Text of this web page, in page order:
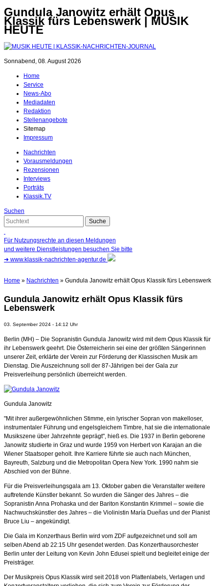
Gundula Janowitz erhält Opus
Klassik fürs Lebenswerk | MUSIK
HEUTE
Sonnabend, 08. August 2026
Home
Service
News-Abo
Mediadaten
Redaktion
Stellenangebote
Sitemap
Impressum
Nachrichten
Vorausmeldungen
Rezensionen
Interviews
Porträts
Klassik.TV
Suchen
Für Nutzungsrechte an diesen Meldungen
und weitere Dienstleistungen besuchen Sie bitte
➜ www.klassik-nachrichten-agentur.de
Home » Nachrichten » Gundula Janowitz erhält Opus Klassik fürs Lebenswerk
Gundula Janowitz erhält Opus Klassik fürs
Lebenswerk
03. September 2024 - 14:12 Uhr
Berlin (MH) – Die Sopranistin Gundula Janowitz wird mit dem Opus Klassik für
ihr Lebenswerk geehrt. Die Österreicherin sei eine der größten Sängerinnen
unserer Zeit, erklärte der Verein zur Förderung der Klassischen Musik am
Dienstag. Die Auszeichnung soll der 87-Jährigen bei der Gala zur
Preisverleihung persönlich überreicht werden.
Gundula Janowitz
"Mit ihrer außergewöhnlichen Stimme, ein lyrischer Sopran von makelloser,
instrumentaler Führung und engelsgleichem Timbre, hat sie die internationale
Musikszene über Jahrzehnte geprägt", hieß es. Die 1937 in Berlin geborene
Janowitz studierte in Graz und wurde 1959 von Herbert von Karajan an die
Wiener Staatsoper geholt. Ihre Karriere führte sie auch nach München,
Bayreuth, Salzburg und die Metropolitan Opera New York. 1990 nahm sie
Abschied von der Bühne.
Für die Preisverleihungsgala am 13. Oktober gaben die Veranstalter weitere
auftretende Künstler bekannt. So wurden die Sänger des Jahres – die
Sopranistin Anna Prohaska und der Bariton Konstantin Krimmel – sowie die
Nachwuchskünstler des Jahres – die Violinistin María Dueñas und der Pianist
Bruce Liu – angekündigt.
Die Gala im Konzerthaus Berlin wird vom ZDF aufgezeichnet und soll am
selben Abend ab 22:15 Uhr gesendet werden. Das Konzerthausorchester
Berlin unter der Leitung von Kevin John Edusei spielt und begleitet einige der
Preisträger.
Der Musikpreis Opus Klassik wird seit 2018 von Plattenlabels, Verlagen und